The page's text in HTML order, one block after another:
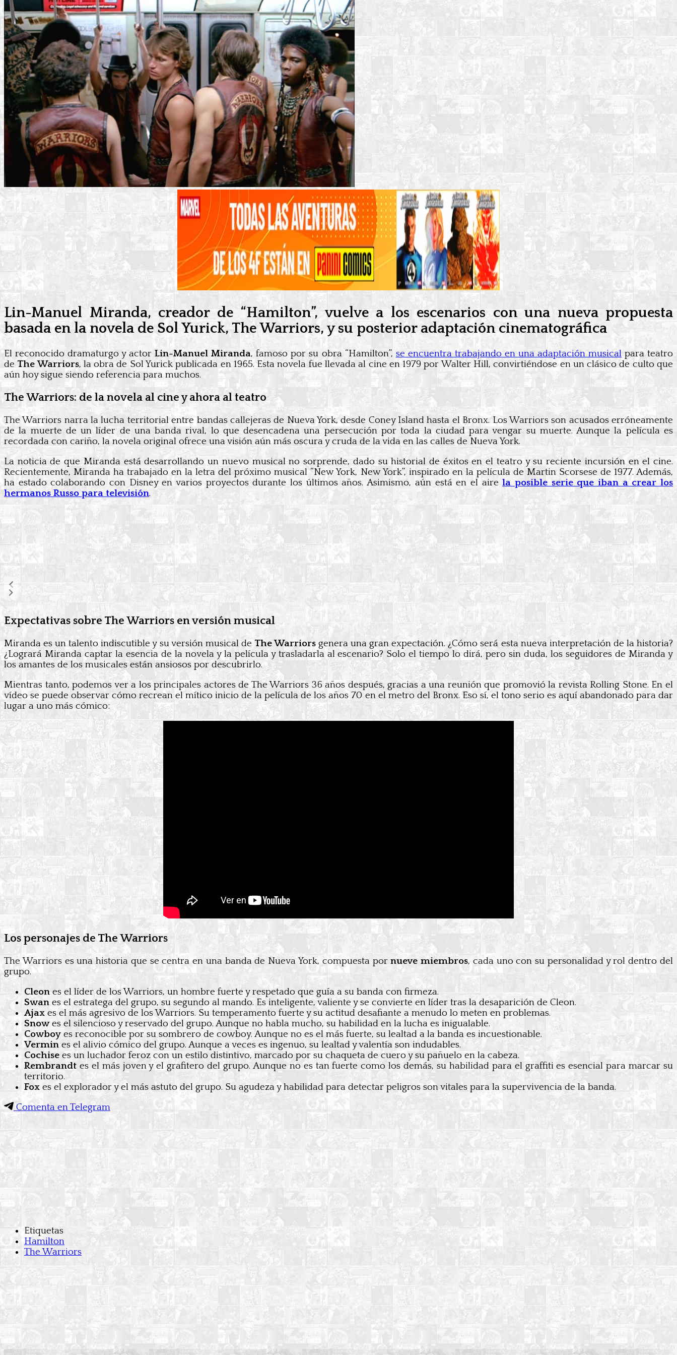
Lin-Manuel Miranda, creador de “Hamilton”, vuelve a los escenarios con una nueva propuesta
basada en la novela de Sol Yurick, The Warriors, y su posterior adaptación cinematográfica
El reconocido dramaturgo y actorLin-Manuel Miranda, famoso por su obra “Hamilton”, se encuentra trabajando en una adaptación musicalpara teatro
de The Warriors, la obra de Sol Yurick publicada en 1965. Esta novela fue llevada al cine en 1979 por Walter Hill, convirtiéndose en un clásico de culto que
aún hoy sigue siendo referencia para muchos.
The Warriors: de la novela al cine y ahora al teatro
The Warriors narra la lucha territorial entre bandas callejeras de Nueva York, desde Coney Island hasta el Bronx. Los Warriors son acusados erróneamente
de la muerte de un líder de una banda rival, lo que desencadena una persecución por toda la ciudad para vengar su muerte. Aunque la película es
recordada con cariño, la novela original ofrece una visión aún más oscura y cruda de la vida en las calles de Nueva York.
La noticia de que Miranda está desarrollando un nuevo musical no sorprende, dado su historial de éxitos en el teatro y su reciente incursión en el cine.
Recientemente, Miranda ha trabajado en la letra del próximo musical “New York, New York”, inspirado en la película de Martin Scorsese de 1977. Además,
ha estado colaborando con Disney en varios proyectos durante los últimos años. Asimismo, aún está en el airela posible serie que iban a crear los
hermanos Russo para televisión.
Expectativas sobre The Warriors en versión musical
Miranda es un talento indiscutible y su versión musical de The Warriorsgenera una gran expectación. ¿Cómo será esta nueva interpretación de la historia?
¿Logrará Miranda captar la esencia de la novela y la película y trasladarla al escenario? Solo el tiempo lo dirá, pero sin duda, los seguidores de Miranda y
los amantes de los musicales están ansiosos por descubrirlo.
Mientras tanto, podemos ver a los principales actores de The Warriors 36 años después, gracias a una reunión que promovió la revista Rolling Stone. En el
vídeo se puede observar cómo recrean el mítico inicio de la película de los años 70 en el metro del Bronx. Eso sí, el tono serio es aquí abandonado para dar
lugar a uno más cómico:
Los personajes de The Warriors
The Warriors es una historia que se centra en una banda de Nueva York, compuesta pornueve miembros, cada uno con su personalidad y rol dentro del
grupo.
Cleones el líder de los Warriors, un hombre fuerte y respetado que guía a su banda con firmeza.
Swan es el estratega del grupo, su segundo al mando. Es inteligente, valiente y se convierte en líder tras la desaparición de Cleon.
Ajax es el más agresivo de los Warriors. Su temperamento fuerte y su actitud desafiante a menudo lo meten en problemas.
Snowes el silencioso y reservado del grupo. Aunque no habla mucho, su habilidad en la lucha es inigualable.
Cowboy es reconocible por su sombrero de cowboy. Aunque no es el más fuerte, su lealtad a la banda es incuestionable.
Vermines el alivio cómico del grupo. Aunque a veces es ingenuo, su lealtad y valentía son indudables.
Cochise es un luchador feroz con un estilo distintivo, marcado por su chaqueta de cuero y su pañuelo en la cabeza.
Rembrandt es el más joven y el grafitero del grupo. Aunque no es tan fuerte como los demás, su habilidad para el graffiti es esencial para marcar su
territorio.
Fox es el explorador y el más astuto del grupo. Su agudeza y habilidad para detectar peligros son vitales para la supervivencia de la banda.
Comenta en Telegram
Etiquetas
Hamilton
The Warriors